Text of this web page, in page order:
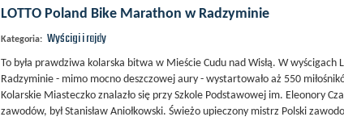
LOTTO Poland Bike Marathon w Radzyminie
Kategoria: Wyścigi i rajdy
To była prawdziwa kolarska bitwa w Mieście Cudu nad Wisłą. W wyścigach
Radzyminie - mimo mocno deszczowej aury - wystartowało aż 550
Kolarskie Miasteczko znalazło się przy Szkole Podstawowej im. Eleonory
zawodów, był Stanisław Aniołkowski. Świeżo upieczony mistrz Polski